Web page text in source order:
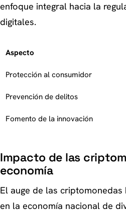
enfoque integral hacia la
digitales.
Aspecto
Protección al consumidor
Prevención de delitos
Fomento de la innovación
Impacto de las
economía
El auge de las
en la economía nacional de